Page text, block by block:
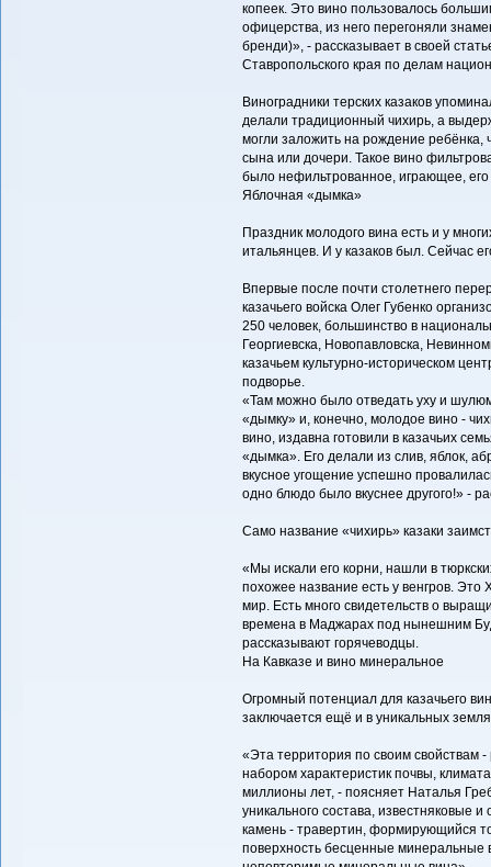
копеек. Это вино пользовалось
офицерства, из него перегоняли
бренди)», - рассказывает в своей
Ставропольского края по делам
Виноградники терских казаков
делали традиционный чихирь, а
могли заложить на рождение
сына или дочери. Такое вино
было нефильтрованное, играющее, его
Яблочная «дымка»
Праздник молодого вина есть и у
итальянцев. И у казаков был. Сейчас
Впервые после почти столетнего
казачьего войска Олег Губенко
250 человек, большинство в
Георгиевска, Новопавловска,
казачьем культурно-историческом
подворье.
«Там можно было отведать уху и
«дымку» и, конечно, молодое вино -
вино, издавна готовили в казачьих
«дымка». Его делали из слив, яблок,
вкусное угощение успешно
одно блюдо было вкуснее другого!» -
Само название «чихирь» казаки
«Мы искали его корни, нашли в
похожее название есть у венгров. Это
мир. Есть много свидетельств о
времена в Маджарах под нынешним
рассказывают горячеводцы.
На Кавказе и вино минеральное
Огромный потенциал для казачьего
заключается ещё и в уникальных
«Эта территория по своим свойствам
набором характеристик почвы,
миллионы лет, - поясняет Наталья
уникального состава, известняковые
камень - травертин, формирующийся
поверхность бесценные минеральные